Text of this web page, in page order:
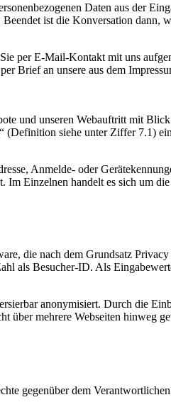
Daten aus der
ist die Konversation dann,
per E-Mail-Kontakt mit uns
Brief an unsere aus dem
und unseren Webauftritt mit
(Definition siehe unter Ziffer 7.1)
Anmelde- oder
Im Einzelnen handelt es sich um
die nach dem Grundsatz
als Besucher-ID. Als
anonymisiert. Durch die
über mehrere Webseiten hinweg
gegenüber dem